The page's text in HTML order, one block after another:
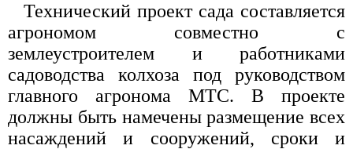
Технический проект сада составляется
агрономом совместно с
землеустроителем и работниками
садоводства колхоза под руководством
главного агронома МТС. В проекте
должны быть намечены размещение всех
насаждений и сооружений, сроки и